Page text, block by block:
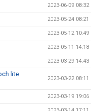
2023-06-09 08:32
2023-05-24 08:21
2023-05-12 10:49
2023-05-11 14:18
2023-03-29 14:43
lite
2023-03-22 08:11
2023-03-19 19:06